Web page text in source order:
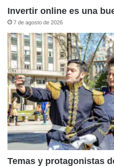
Invertir online es una
7 de agosto de 2026
Temas y protagonistas